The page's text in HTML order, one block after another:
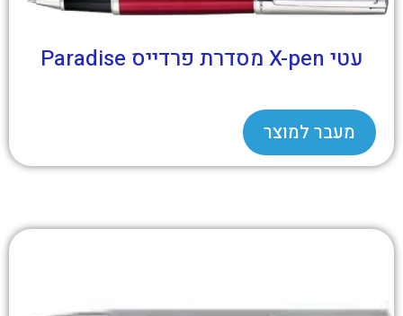
עטי X-pen מסדרת פרדייס Paradise
מעבר למוצר